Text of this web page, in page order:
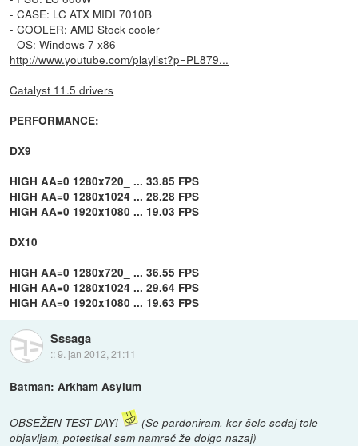
- CASE: LC ATX MIDI 7010B
- COOLER: AMD Stock cooler
- OS: Windows 7 x86
http://www.youtube.com/playlist?p=PL879...
Catalyst 11.5 drivers
PERFORMANCE:
DX9
HIGH AA=0 1280x720_ ... 33.85 FPS
HIGH AA=0 1280x1024 ... 28.28 FPS
HIGH AA=0 1920x1080 ... 19.03 FPS
DX10
HIGH AA=0 1280x720_ ... 36.55 FPS
HIGH AA=0 1280x1024 ... 29.64 FPS
HIGH AA=0 1920x1080 ... 19.63 FPS
Sssaga
::9. jan 2012, 21:11
Batman: Arkham Asylum
OBSEŽEN TEST-DAY!
(Se pardoniram, ker šele sedaj tole
objavljam, potestisal sem namreč že dolgo nazaj)